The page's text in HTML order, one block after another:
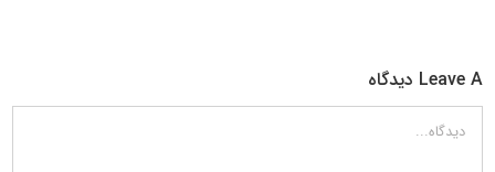
Leave A دیدگاه
دیدگاه